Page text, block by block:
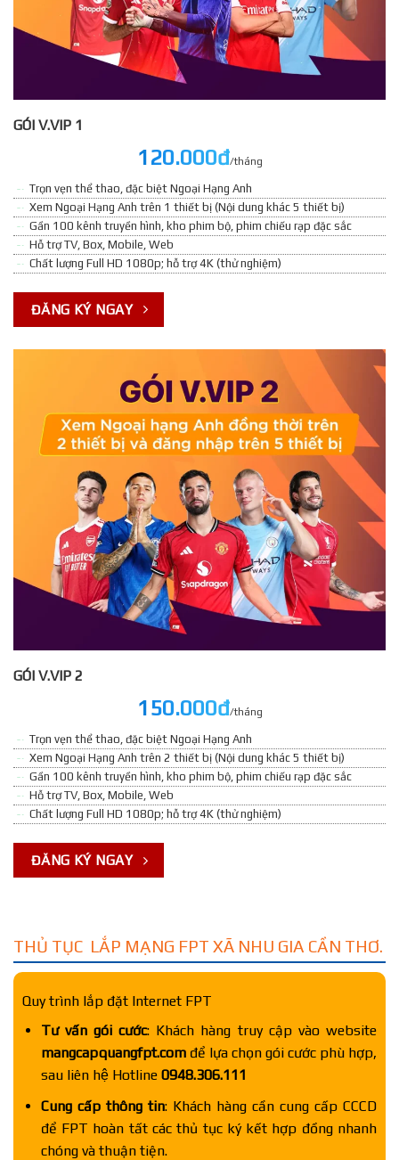
GÓI V.VIP 1
120.000đ/tháng
Trọn vẹn thể thao, đặc biệt Ngoại Hạng Anh
Xem Ngoại Hạng Anh trên 1 thiết bị (Nội dung khác 5 thiết bị)
Gần 100 kênh truyền hình, kho phim bộ, phim chiếu rạp đặc sắc
Hỗ trợ TV, Box, Mobile, Web
Chất lượng Full HD 1080p; hỗ trợ 4K (thử nghiệm)
ĐĂNG KÝ NGAY
GÓI V.VIP 2
150.000đ/tháng
Trọn vẹn thể thao, đặc biệt Ngoại Hạng Anh
Xem Ngoại Hạng Anh trên 2 thiết bị (Nội dung khác 5 thiết bị)
Gần 100 kênh truyền hình, kho phim bộ, phim chiếu rạp đặc sắc
Hỗ trợ TV, Box, Mobile, Web
Chất lượng Full HD 1080p; hỗ trợ 4K (thử nghiệm)
ĐĂNG KÝ NGAY
THỦ TỤC LẮP MẠNG FPT XÃ NHU GIA CẦN THƠ.
Quy trình lắp đặt Internet FPT
Tư vấn gói cước: Khách hàng truy cập vào website
mangcapquangfpt.comđể lựa chọn gói cước phù hợp,
sau liên hệ Hotline 0948.306.111
Cung cấp thông tin: Khách hàng cần cung cấp CCCD
để FPT hoàn tất các thủ tục ký kết hợp đồng nhanh
chóng và thuận tiện.